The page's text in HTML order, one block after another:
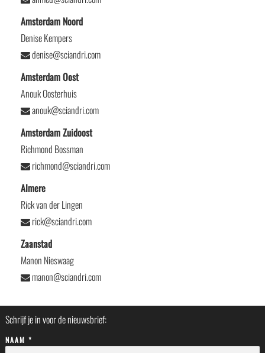
Amsterdam Noord
Denise Kempers
denise@sciandri.com
Amsterdam Oost
Anouk Oosterhuis
anouk@sciandri.com
Amsterdam Zuidoost
Richmond Bossman
richmond@sciandri.com
Almere
Rick van der Lingen
rick@sciandri.com
Zaanstad
Manon Nieswaag
manon@sciandri.com
Schrijf je in voor de nieuwsbrief:
NAAM *